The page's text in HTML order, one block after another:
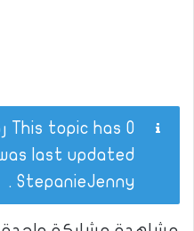
last updated
StepanieJenny
.